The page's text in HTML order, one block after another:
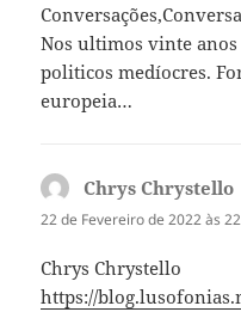
Nos ultimos vinte
politicos medíocres.
europeia…
Chrys Chrystello
22 de Fevereiro de 2022 às
Chrys Chrystello
https://